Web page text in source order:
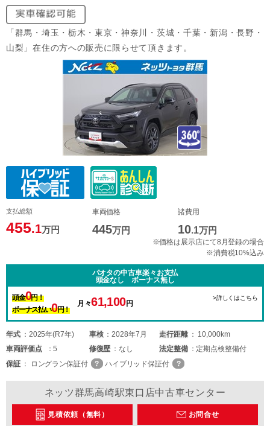
「群馬・埼玉・栃木・東京・神奈川・茨城・千葉・新潟・長野・
山梨」在住の方への販売に限らせて頂きます。
支払総額
455.1万円
車両価格
445万円
諸費用
10.1万円
※価格は展示店にて8月登録の場合
※消費税10%込み
パオタの中古車楽々お支払
頭金なし ボーナス無し
頭金0円！
ボーナス払い0円！
月々61,100円
>詳しくはこちら
年式 2025年(R7年) 車検 2028年7月 走行距離
10,000km
車両評価点 5 修復歴 なし 法定整備
定期点検整備付
保証
ロングラン保証付 ハイブリッド保証付
ネッツ群馬高崎駅東口店中古車センター
見積依頼（無料） お問合せ